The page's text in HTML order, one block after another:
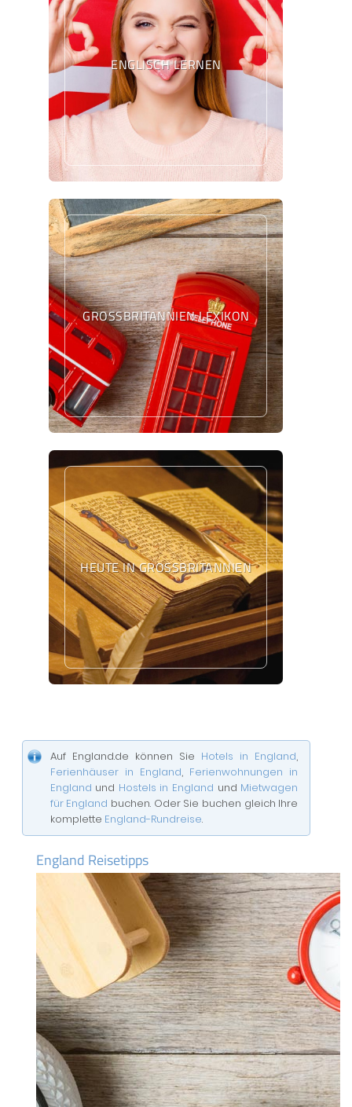
ENGLISCH LERNEN
GROSSBRITANNIEN LEXIKON
HEUTE IN GROSSBRITANNIEN
Auf England.de können Sie Hotels in England,
Ferienhäuser in England, Ferienwohnungen in
England und Hostels in England und Mietwagen
für England buchen. Oder Sie buchen gleich Ihre
komplette England-Rundreise.
England Reisetipps